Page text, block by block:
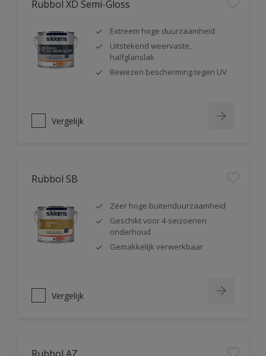
Rubbol XD Semi-Gloss
Extreem hoge duurzaamheid
Uitstekend weervaste,
halfglanslak
Bewezen bescherming tegen UV
Vergelijk
Rubbol SB
Zeer hoge buitenduurzaamheid
Geschikt voor 4-seizoenen
onderhoud
Gemakkelijk verwerkbaar
Vergelijk